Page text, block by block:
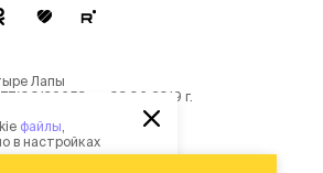
Лапы
00139653 от 03.06.2019 г.
данных
персональных данных
и рекламной рассылки
файлы
в настройках